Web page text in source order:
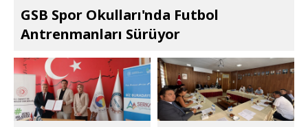
GSB Spor Okulları'nda Futbol
Antrenmanları Sürüyor